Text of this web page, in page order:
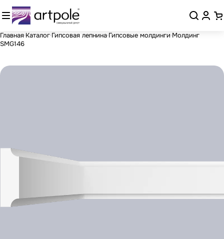
Главная Каталог Гипсовая лепнина Гипсовые молдинги Молдинг
SMG146